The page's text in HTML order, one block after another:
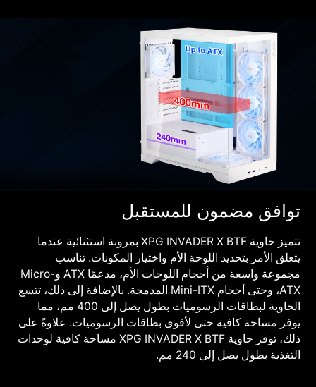
توافق مضمون للمستقبل
تتميز حاوية XPG INVADER X BTF بمرونة استثنائية عندما
يتعلق الأمر بتحديد اللوحة الأم واختيار المكونات. تناسب
مجموعة واسعة من أحجام اللوحات الأم، مدعمًا ATX وMicro-
ATX، وحتى أحجام Mini-ITX المدمجة. بالإضافة إلى ذلك، تتسع
الحاوية لبطاقات الرسوميات بطول يصل إلى 400 مم، مما
يوفر مساحة كافية حتى لأقوى بطاقات الرسوميات. علاوةً على
ذلك، توفر حاوية XPG INVADER X BTF مساحة كافية لوحدات
التغذية بطول يصل إلى 240 مم.